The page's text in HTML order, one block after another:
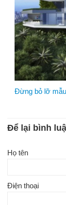
Đừng bỏ lỡ
Để lại bình
Họ tên
Điện thoại